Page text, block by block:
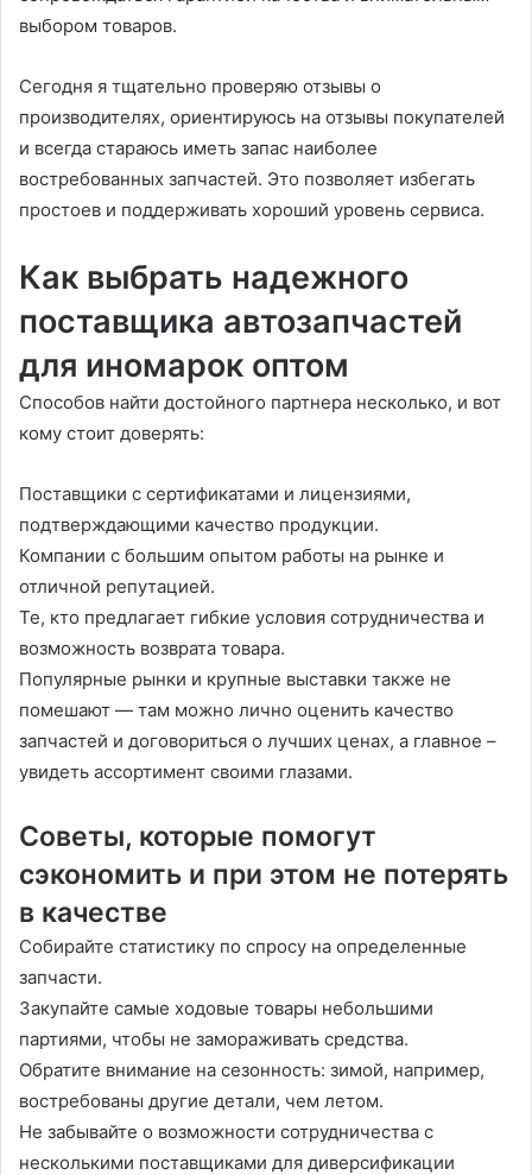
выбором товаров.
Сегодня я тщательно проверяю отзывы о
производителях, ориентируюсь на отзывы покупателей
и всегда стараюсь иметь запас наиболее
востребованных запчастей. Это позволяет избегать
простоев и поддерживать хороший уровень сервиса.
Как выбрать надежного
поставщика автозапчастей
для иномарок оптом
Способов найти достойного партнера несколько, и вот
кому стоит доверять:
Поставщики с сертификатами и лицензиями,
подтверждающими качество продукции.
Компании с большим опытом работы на рынке и
отличной репутацией.
Те, кто предлагает гибкие условия сотрудничества и
возможность возврата товара.
Популярные рынки и крупные выставки также не
помешают — там можно лично оценить качество
запчастей и договориться о лучших ценах, а главное –
увидеть ассортимент своими глазами.
Советы, которые помогут
сэкономить и при этом не потерять
в качестве
Собирайте статистику по спросу на определенные
запчасти.
Закупайте самые ходовые товары небольшими
партиями, чтобы не замораживать средства.
Обратите внимание на сезонность: зимой, например,
востребованы другие детали, чем летом.
Не забывайте о возможности сотрудничества с
несколькими поставщиками для диверсификации